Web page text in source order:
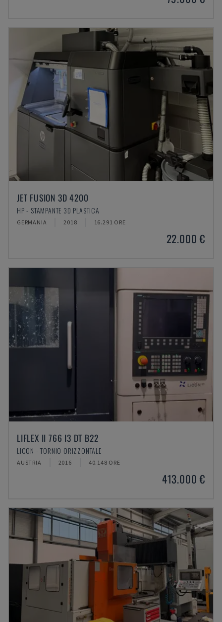
JET FUSION 3D 4200
HP - STAMPANTE 3D PLASTICA
GERMANIA 2018 16.291 ORE
22.000 €
LIFLEX II 766 I3 DT B22
LICON - TORNIO ORIZZONTALE
AUSTRIA 2016 40.148 ORE
413.000 €